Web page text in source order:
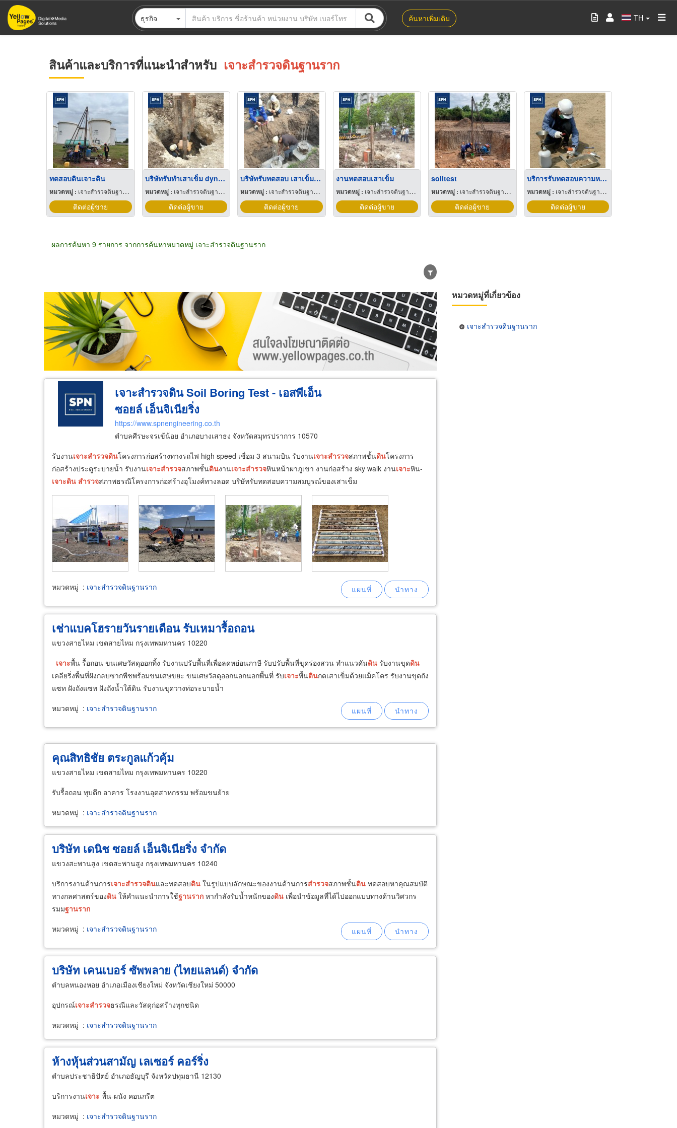
ข้าม
ไป
ธุรกิจ ค้นหาเพิ่มเติม TH
สินค้าและบริการที่แนะนำสำหรับ เจาะสำรวจดินฐานราก
ทดสอบดินเจาะดิน
หมวดหมู่ : เจาะสำรวจดินฐานราก
ติดต่อผู้ขาย
บริษัทรับทําเสาเข็ม dynamic
หมวดหมู่ : เจาะสำรวจดินฐานราก
ติดต่อผู้ขาย
บริษัทรับทดสอบ เสาเข็ม seismic test
หมวดหมู่ : เจาะสำรวจดินฐานราก
ติดต่อผู้ขาย
งานทดสอบเสาเข็ม
หมวดหมู่ : เจาะสำรวจดินฐานราก
ติดต่อผู้ขาย
soiltest
หมวดหมู่ : เจาะสำรวจดินฐานราก
ติดต่อผู้ขาย
บริการรับทดสอบความหนาแน่นของดิน
หมวดหมู่ : เจาะสำรวจดินฐานราก
ติดต่อผู้ขาย
ผลการค้นหา 9 รายการ จากการค้นหาหมวดหมู่ เจาะสำรวจดินฐานราก
ขายส่ง ขายปลีก ผู้ผลิต ตัวแทนจัดจำหน่าย ผู้ส่งออก/นำเข้า ธุรกิจบริการ
เจาะสำรวจดิน Soil Boring Test - เอสพีเอ็น
ซอยล์ เอ็นจิเนียริ่ง
https://www.spnengineering.co.th
ตำบลศีรษะจรเข้น้อย อำเภอบางเสาธง จังหวัดสมุทรปราการ 10570
รับงานเจาะสำรวจดินโครงการก่อสร้างทางรถไฟ high speed เชื่อม 3 สนามบิน รับงานเจาะสำรวจสภาพชั้นดินโครงการ
ก่อสร้างประตูระบายน้ำ รับงานเจาะสำรวจสภาพชั้นดินงานเจาะสำรวจหินหน้าผาภูเขา งานก่อสร้าง sky walk งานเจาะหิน-
เจาะดิน สำรวจสภาพธรณีโครงการก่อสร้างอุโมงค์ทางลอด บริษัทรับทดสอบความสมบูรณ์ของเสาเข็ม
หมวดหมู่ : เจาะสำรวจดินฐานราก
เช่าแบคโฮรายวันรายเดือน รับเหมารื้อถอน
แขวงสายไหม เขตสายไหม กรุงเทพมหานคร 10220
เจาะพื้น รื้อถอน ขนเศษวัสดุออกทิ้ง รับงานปรับพื้นที่เพื่อลดหย่อนภาษี รับปรับพื้นที่ขุดร่องสวน ทำแนวคันดิน รับงานขุดดิน
เคลียริ่งพื้นที่ฝังกลบซากพืชพร้อมขนเศษขยะ ขนเศษวัสดุออกนอกนอกพื้นที่ รับเจาะพื้นดินกดเสาเข็มด้วยแม็คโคร รับงานขุดถัง
แซท ฝังถังแซท ฝังถังน้ำใต้ดิน รับงานขุดวางท่อระบายน้ำ
หมวดหมู่ : เจาะสำรวจดินฐานราก
คุณสิทธิชัย ตระกูลแก้วคุ้ม
แขวงสายไหม เขตสายไหม กรุงเทพมหานคร 10220
รับรื้อถอน ทุบตึก อาคาร โรงงานอุตสาหกรรม พร้อมขนย้าย
หมวดหมู่ : เจาะสำรวจดินฐานราก
บริษัท เดนิช ซอยล์ เอ็นจิเนียริ่ง จำกัด
แขวงสะพานสูง เขตสะพานสูง กรุงเทพมหานคร 10240
บริการงานด้านการเจาะสำรวจดินและทดสอบดิน ในรูปแบบลักษณะของงานด้านการสำรวจสภาพชั้นดิน ทดสอบหาคุณสมบัติ
ทางกลศาสตร์ของดิน ให้คำแนะนำการใช้ฐานราก หากำลังรับน้ำหนักของดิน เพื่อนำข้อมูลที่ได้ไปออกแบบทางด้านวิศวกร
รมมฐานราก
หมวดหมู่ : เจาะสำรวจดินฐานราก
บริษัท เคนเบอร์ ซัพพลาย (ไทยแลนด์) จำกัด
ตำบลหนองหอย อำเภอเมืองเชียงใหม่ จังหวัดเชียงใหม่ 50000
อุปกรณ์เจาะสำรวจธรณีและวัสดุก่อสร้างทุกชนิด
หมวดหมู่ : เจาะสำรวจดินฐานราก
ห้างหุ้นส่วนสามัญ เลเซอร์ คอร์ริ่ง
ตำบลประชาธิปัตย์ อำเภอธัญบุรี จังหวัดปทุมธานี 12130
บริการงานเจาะ พื้น-ผนัง คอนกรีต
หมวดหมู่ : เจาะสำรวจดินฐานราก
หมวดหมู่ที่เกี่ยวข้อง
เจาะสำรวจดินฐานราก